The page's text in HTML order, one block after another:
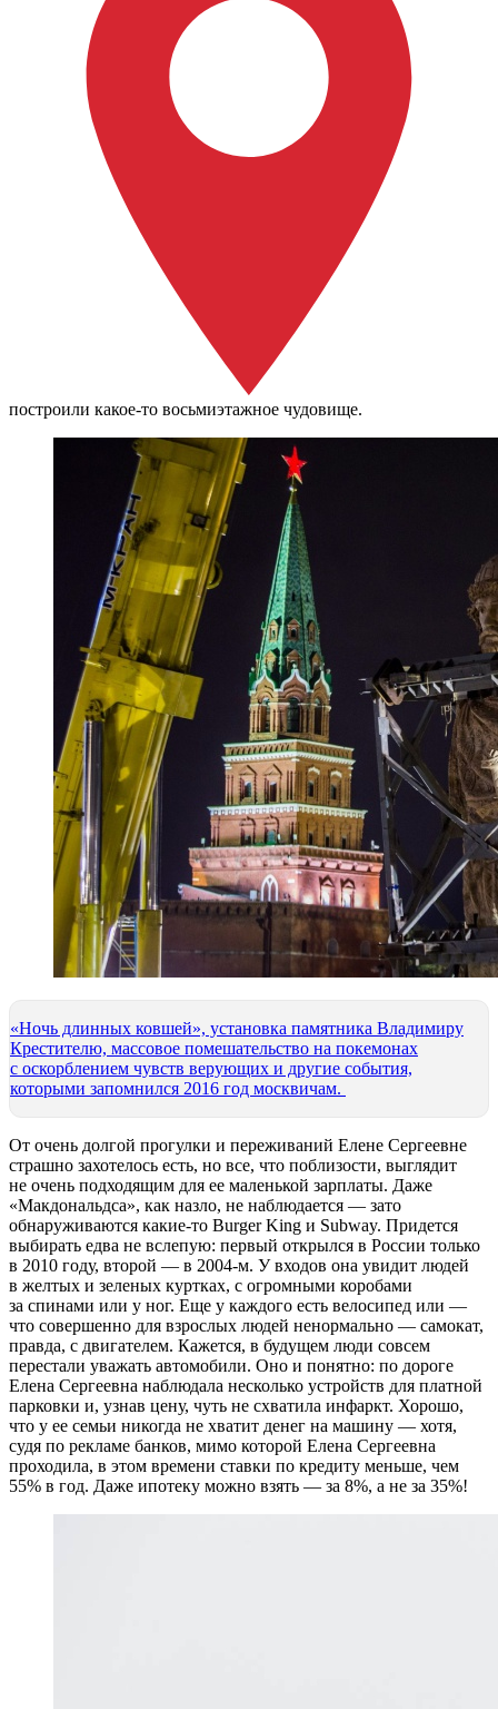
построили какое-то восьмиэтажное чудовище.
«Ночь длинных ковшей», установка памятника Владимиру
Крестителю, массовое помешательство на покемонах
с оскорблением чувств верующих и другие события,
которыми запомнился 2016 год москвичам.
От очень долгой прогулки и переживаний Елене Сергеевне
страшно захотелось есть, но все, что поблизости, выглядит
не очень подходящим для ее маленькой зарплаты. Даже
«Макдональдса», как назло, не наблюдается — зато
обнаруживаются какие-то Burger King и Subway. Придется
выбирать едва не вслепую: первый открылся в России только
в 2010 году, второй — в 2004-м. У входов она увидит людей
в желтых и зеленых куртках, с огромными коробами
за спинами или у ног. Еще у каждого есть велосипед или —
что совершенно для взрослых людей ненормально — самокат,
правда, с двигателем. Кажется, в будущем люди совсем
перестали уважать автомобили. Оно и понятно: по дороге
Елена Сергеевна наблюдала несколько устройств для платной
парковки и, узнав цену, чуть не схватила инфаркт. Хорошо,
что у ее семьи никогда не хватит денег на машину — хотя,
судя по рекламе банков, мимо которой Елена Сергеевна
проходила, в этом времени ставки по кредиту меньше, чем
55% в год. Даже ипотеку можно взять — за 8%, а не за 35%!